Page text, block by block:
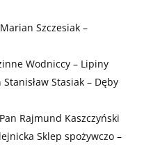
Szczesiak –
Wodniccy – Lipiny
Stasiak – Dęby
Rajmund Kaszczyński
Sklep spożywczo –